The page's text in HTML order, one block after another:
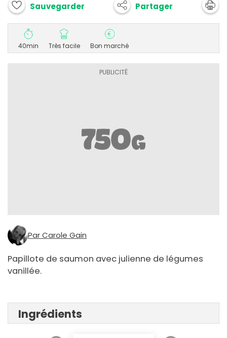
Sauvegarder Partager
40min Très facile Bon marché
Par Carole Gain
Papillote de saumon avec julienne de légumes
vanillée.
Ingrédients